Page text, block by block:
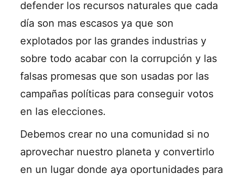
defender los recursos naturales que cada
día son mas escasos ya que son
explotados por las grandes industrias y
sobre todo acabar con la corrupción y las
falsas promesas que son usadas por las
campañas políticas para conseguir votos
en las elecciones.
Debemos crear no una comunidad si no
aprovechar nuestro planeta y convertirlo
en un lugar donde aya oportunidades para